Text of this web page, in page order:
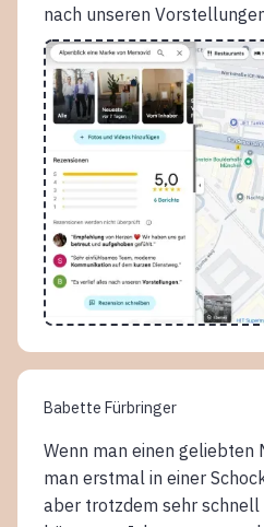
nach unseren
Babette Fürbringer
Wenn man einen geliebten
man erstmal in einer
aber trotzdem sehr